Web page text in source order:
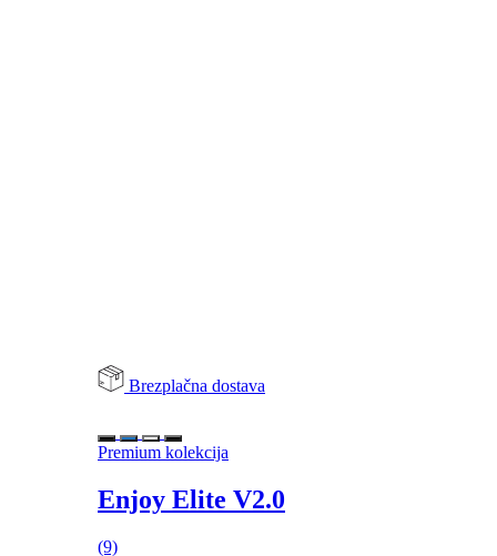
Brezplačna dostava
Premium kolekcija
Enjoy Elite V2.0
(9)